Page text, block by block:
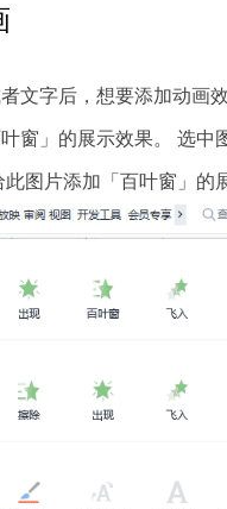
文字后，想要添加动画
窗」的展示效果。 选中
图片添加「百叶窗」的